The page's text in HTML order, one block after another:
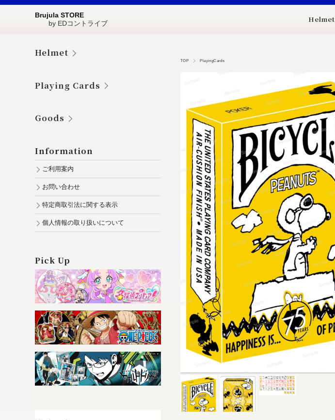
Brujula STORE
by EDコントライブ
Helmet
TOP PlayingCards
Helmet
Playing Cards
Goods
Information
ご利用案内
お問い合わせ
特定商取引法に関する表示
個人情報の取り扱いについて
Pick Up